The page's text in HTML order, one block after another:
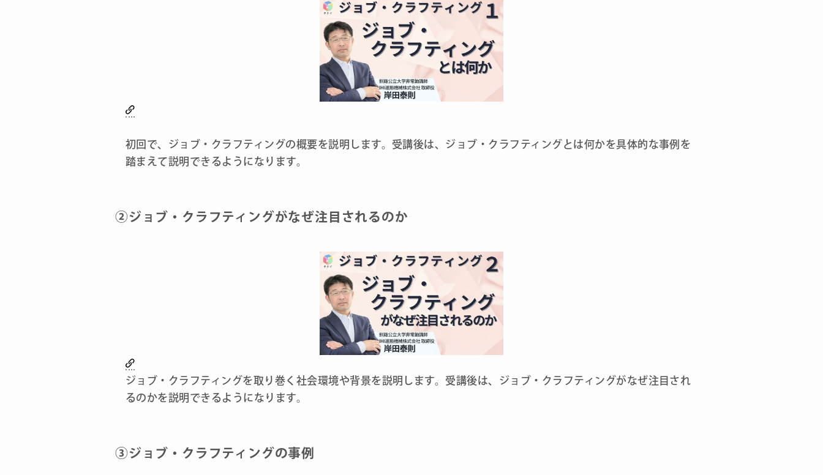
初回で、ジョブ・クラフティングの概要を説明します。受講後は、ジョブ・クラフティングとは何かを具体的な事例を
踏まえて説明できるようになります。
②ジョブ・クラフティングがなぜ注目されるのか
ジョブ・クラフティングを取り巻く社会環境や背景を説明します。受講後は、ジョブ・クラフティングがなぜ注目され
るのかを説明できるようになります。
③ジョブ・クラフティングの事例